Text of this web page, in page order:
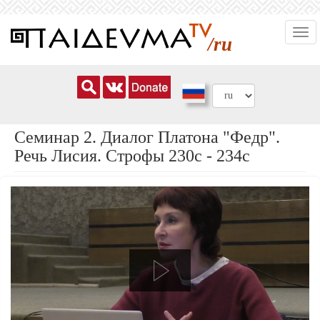
основному
/ru
Семинар 2. Диалог Платона "Федр".
Речь Лисия. Строфы 230с - 234с